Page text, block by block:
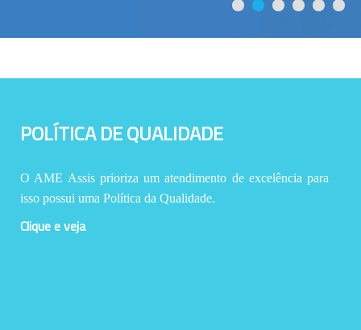
POLÍTICA DE QUALIDADE
O AME Assis prioriza um atendimento de excelência para
isso possui uma Política da Qualidade.
Clique e veja